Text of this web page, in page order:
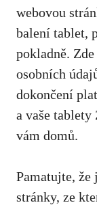
webovou
balení tablet,
pokladně.
osobních
dokončení
a vaše tablety
vám domů.
Pamatujte, že
stránky, ze